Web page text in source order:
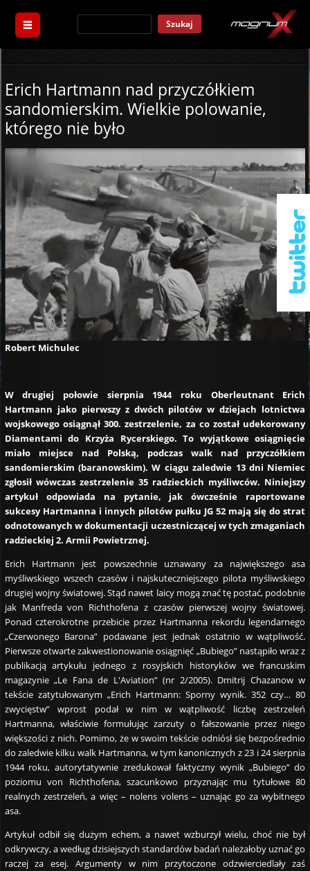
Szukaj
Erich Hartmann nad przyczółkiem
sandomierskim. Wielkie polowanie,
którego nie było
Robert Michulec
W drugiej połowie sierpnia 1944 roku Oberleutnant Erich
Hartmann jako pierwszy z dwóch pilotów w dziejach lotnictwa
wojskowego osiągnął 300. zestrzelenie, za co został udekorowany
Diamentami do Krzyża Rycerskiego. To wyjątkowe osiągnięcie
miało miejsce nad Polską, podczas walk nad przyczółkiem
sandomierskim (baranowskim). W ciągu zaledwie 13 dni Niemiec
zgłosił wówczas zestrzelenie 35 radzieckich myśliwców. Niniejszy
artykuł odpowiada na pytanie, jak ówcześnie raportowane
sukcesy Hartmanna i innych pilotów pułku JG 52 mają się do strat
odnotowanych w dokumentacji uczestniczącej w tych zmaganiach
radzieckiej 2. Armii Powietrznej.
Erich Hartmann jest powszechnie uznawany za największego asa
myśliwskiego wszech czasów i najskuteczniejszego pilota myśliwskiego
drugiej wojny światowej. Stąd nawet laicy mogą znać tę postać, podobnie
jak Manfreda von Richthofena z czasów pierwszej wojny światowej.
Ponad czterokrotne przebicie przez Hartmanna rekordu legendarnego
„Czerwonego Barona” podawane jest jednak ostatnio w wątpliwość.
Pierwsze otwarte zakwestionowanie osiągnięć „Bubiego” nastąpiło wraz z
publikacją artykułu jednego z rosyjskich historyków we francuskim
magazynie „Le Fana de L'Aviation” (nr 2/2005). Dmitrij Chazanow w
tekście zatytułowanym „Erich Hartmann: Sporny wynik. 352 czy… 80
zwycięstw” wprost podał w nim w wątpliwość liczbę zestrzeleń
Hartmanna, właściwie formułując zarzuty o fałszowanie przez niego
większości z nich. Pomimo, że w swoim tekście odniósł się bezpośrednio
do zaledwie kilku walk Hartmanna, w tym kanonicznych z 23 i 24 sierpnia
1944 roku, autorytatywnie zredukował faktyczny wynik „Bubiego” do
poziomu von Richthofena, szacunkowo przyznając mu tytułowe 80
realnych zestrzeleń, a więc – nolens volens – uznając go za wybitnego
asa.
Artykuł odbił się dużym echem, a nawet wzburzył wielu, choć nie był
odkrywczy, a według dzisiejszych standardów badań należałoby uznać go
raczej za esej. Argumenty w nim przytoczone odzwierciedlały zaś